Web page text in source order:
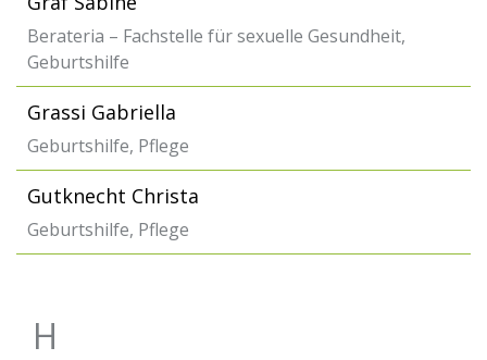
Berateria – Fachstelle für sexuelle Gesundheit,
Geburtshilfe
Grassi Gabriella
Geburtshilfe, Pflege
Gutknecht Christa
Geburtshilfe, Pflege
H